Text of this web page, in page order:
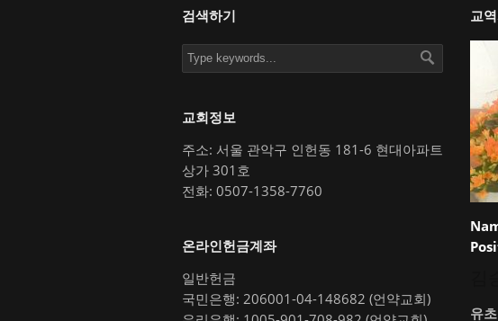
검색하기
교회정보
주소: 서울 관악구 인헌동 181-6 현대아파트
상가 301호
전화: 0507-1358-7760
온라인헌금계좌
일반헌금
국민은행: 206001-04-148682 (언약교회)
교
유